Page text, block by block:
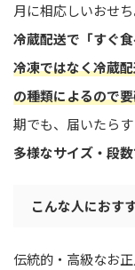
月に相応しいおせち
冷蔵配送で「すぐ食
冷凍ではなく冷蔵
の種類によるので
期でも、届いたら
多様なサイズ・段
こんな人におす
伝統的・高級なお